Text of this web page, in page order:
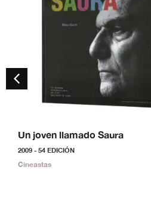
Un joven llamado Saura
2009 - 54 EDICIÓN
Cineastas